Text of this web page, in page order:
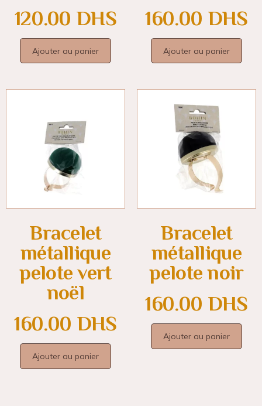
120.00 DHS
Ajouter au panier
160.00 DHS
Ajouter au panier
Bracelet
métallique
pelote vert
noël
160.00 DHS
Ajouter au panier
Bracelet
métallique
pelote noir
160.00 DHS
Ajouter au panier